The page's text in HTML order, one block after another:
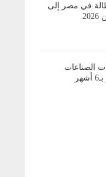
في مصر إلى
الصناعات